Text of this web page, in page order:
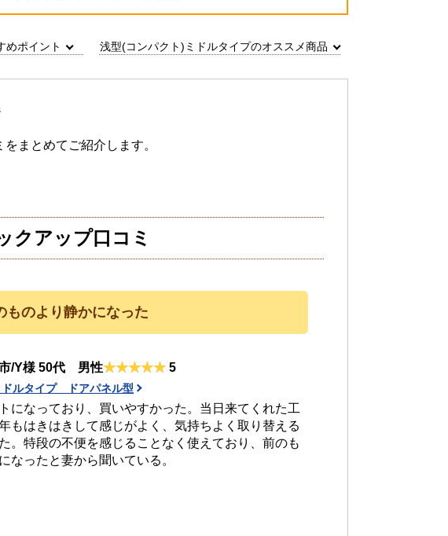
めポイント 浅型(コンパクト)ミドルタイプのオススメ商品
まとめてご紹介します。
クアップ口コミ
ものより静かになった
/Y様 50代 男性 5
ドルタイプ ドアパネル型
になっており、買いやすかった。当日来てくれた工
もはきはきして感じがよく、気持ちよく取り替える
。特段の不便を感じることなく使えており、前のも
なったと妻から聞いている。